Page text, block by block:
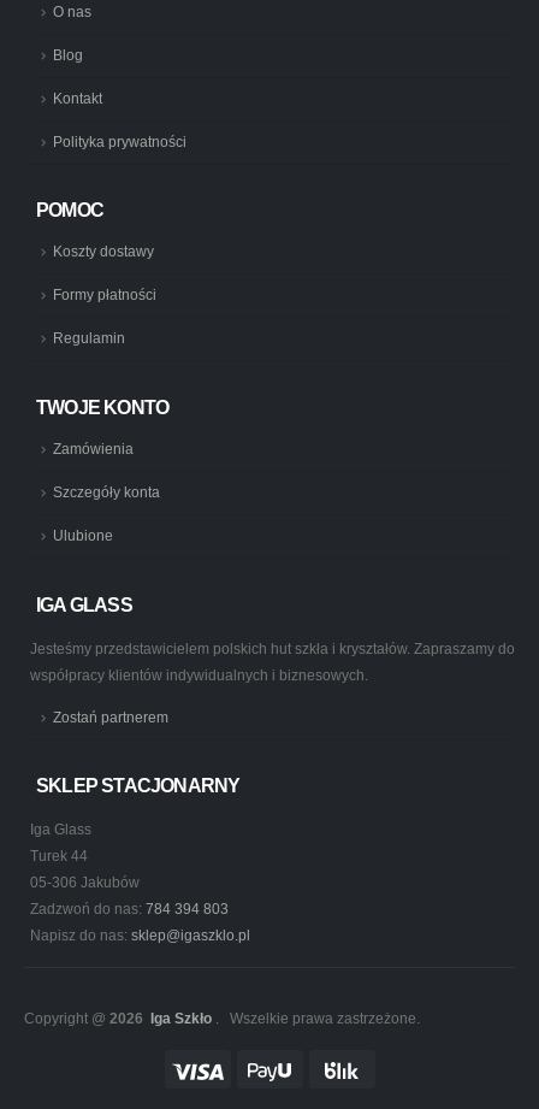
O nas
Blog
Kontakt
Polityka prywatności
POMOC
Koszty dostawy
Formy płatności
Regulamin
TWOJE KONTO
Zamówienia
Szczegóły konta
Ulubione
IGA GLASS
Jesteśmy przedstawicielem polskich hut szkła i kryształów. Zapraszamy do
współpracy klientów indywidualnych i biznesowych.
Zostań partnerem
SKLEP STACJONARNY
Iga Glass
Turek 44
05-306 Jakubów
Zadzwoń do nas: 784 394 803
Napisz do nas: sklep@igaszklo.pl
Copyright @ 2026 Iga Szkło . Wszelkie prawa zastrzeżone.